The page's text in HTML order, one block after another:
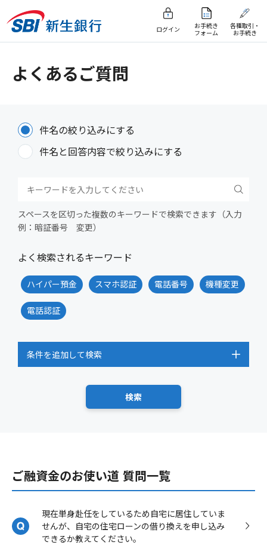
ログイン
お手続き
フォーム
各種取引・
お手続き
よくあるご質問
件名の絞り込みにする
件名と回答内容で絞り込みにする
スペースを区切った複数のキーワードで検索できます（入力
例：暗証番号 変更）
よく検索されるキーワード
ハイパー預金 スマホ認証 電話番号 機種変更
電話認証
条件を追加して検索
ご融資金のお使い道 質問一覧
現在単身赴任をしているため自宅に居住していま
せんが、自宅の住宅ローンの借り換えを申し込み
できるか教えてください。